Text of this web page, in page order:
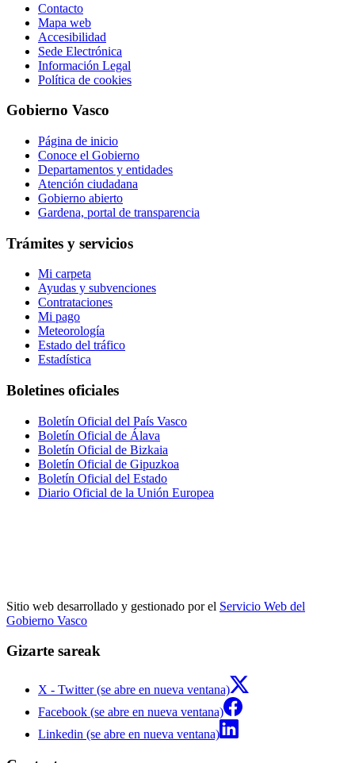
Contacto
Mapa web
Accesibilidad
Sede Electrónica
Información Legal
Política de cookies
Gobierno Vasco
Página de inicio
Conoce el Gobierno
Departamentos y entidades
Atención ciudadana
Gobierno abierto
Gardena, portal de transparencia
Trámites y servicios
Mi carpeta
Ayudas y subvenciones
Contrataciones
Mi pago
Meteorología
Estado del tráfico
Estadística
Boletines oficiales
Boletín Oficial del País Vasco
Boletín Oficial de Álava
Boletín Oficial de Bizkaia
Boletín Oficial de Gipuzkoa
Boletín Oficial del Estado
Diario Oficial de la Unión Europea
Sitio web desarrollado y gestionado por el Servicio Web del
Gobierno Vasco
Gizarte sareak
X - Twitter (se abre en nueva ventana)
Facebook (se abre en nueva ventana)
Linkedin (se abre en nueva ventana)